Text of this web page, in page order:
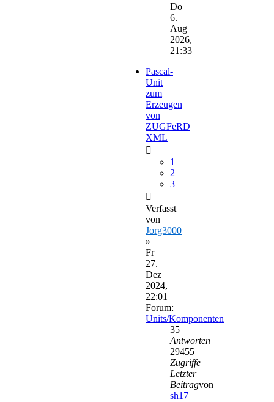
Beitrag
Do
6.
Aug
2026,
21:33
Pascal-
Unit
zum
Erzeugen
von
ZUGFeRD
XML
1
2
3
Verfasst
von
Jorg3000
»
Fr
27.
Dez
2024,
22:01
Forum:
Units/Komponenten
35
Antworten
29455
Zugriffe
Letzter
Beitragvon
sh17